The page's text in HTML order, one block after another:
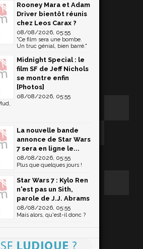
Rooney Mara et Adam
Driver bientôt réunis
chez Leos Carax ?
08/08/2026, 05:55
"Ce film sera une bombe.
Un truc génial, bien barré."
Midnight Special : le
film SF de Jeff Nichols
se montre enfin
[Photos]
08/08/2026, 05:55
La nouvelle bande
annonce de Star Wars
7 sera en ligne le...
08/08/2026, 05:55
Plus que quelques jours !
Star Wars 7 : Kylo Ren
n'est pas un Sith,
parole de J.J. Abrams
08/08/2026, 05:55
Mais alors, qu'est-il donc ?